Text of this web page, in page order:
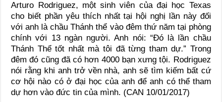
Arturo Rodriguez, một sinh viên của đại học Texas
cho biết phần yêu thích nhất tại hội nghị lần này đối
với anh là chầu Thánh thể vào đêm thứ năm tại phòng
chính với 13 ngàn người. Anh nói: “Đó là lần chầu
Thánh Thể tốt nhất mà tôi đã từng tham dự.” Trong
đêm đó cũng đã có hơn 4000 bạn xưng tội. Rodriguez
nói rằng khi anh trở vền nhà, anh sẽ tìm kiếm bất cứ
cơ hội nào có ở đại học của anh để anh có thể tham
dự hơn vào đức tin của mình. (CAN 10/01/2017)